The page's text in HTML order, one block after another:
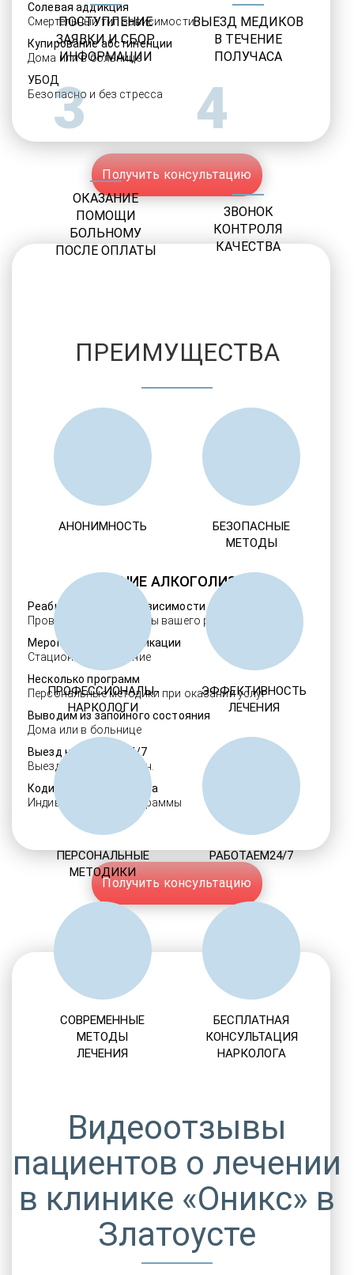
Солевая аддикция
Смертельный тип зависимости
Купирование абстиненции
Дома или в больнице
УБОД
Безопасно и без стресса
Получить консультацию
ЛЕЧЕНИЕ АЛКОГОЛИЗМА
Реабилитация алкозависимости
Проверенные ребцентры вашего региона
Мероприятия детоксикации
Стационарное лечение
Несколько программ
Персональные методики при оказании услуг
Выводим из запойного состояния
Дома или в больнице
Выезд нарколога 24/7
Выезд в течение 30 мин.
Кодировка алкоголизма
Индивидуальные программы
Получить консультацию
ПОСТУПЛЕНИЕ
ЗАЯВКИ И СБОР
ИНФОРМАЦИИ
ВЫЕЗД МЕДИКОВ
В ТЕЧЕНИЕ
ПОЛУЧАСА
3
ОКАЗАНИЕ
ПОМОЩИ
БОЛЬНОМУ
ПОСЛЕ ОПЛАТЫ
4
ЗВОНОК
КОНТРОЛЯ
КАЧЕСТВА
ПРЕИМУЩЕСТВА
АНОНИМНОСТЬ
БЕЗОПАСНЫЕ
МЕТОДЫ
ПРОФЕССИОНАЛЫ-
НАРКОЛОГИ
ЭФФЕКТИВНОСТЬ
ЛЕЧЕНИЯ
ПЕРСОНАЛЬНЫЕ
МЕТОДИКИ
РАБОТАЕМ24/7
СОВРЕМЕННЫЕ
МЕТОДЫ
ЛЕЧЕНИЯ
БЕСПЛАТНАЯ
КОНСУЛЬТАЦИЯ
НАРКОЛОГА
Видеоотзывы
пациентов о лечении
в клинике «Оникс» в
Златоусте